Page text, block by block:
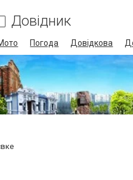
Довідник
Погода Довідкова